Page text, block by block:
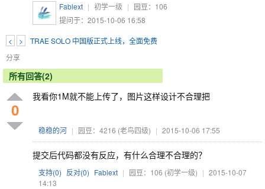
Fablext | 初学一级 | 园豆： 106
提问于：2015-10-06 16:58
< >
TRAE SOLO 中国版正式上线，全面免费
分享
所有回答(2)
0
我看你1M就不能上传了，图片这样设计不合理把
稳稳的河 | 园豆：4216 (老鸟四级) | 2015-10-06 17:55
提交后代码都没有反应，有什么合理不合理的？
支持(0) 反对(0) Fablext | 园豆：106 (初学一级) | 2015-10-07
14:13